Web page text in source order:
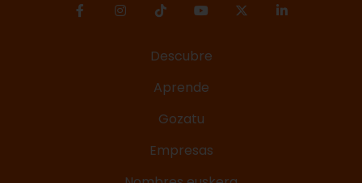
Descubre
Aprende
Gozatu
Empresas